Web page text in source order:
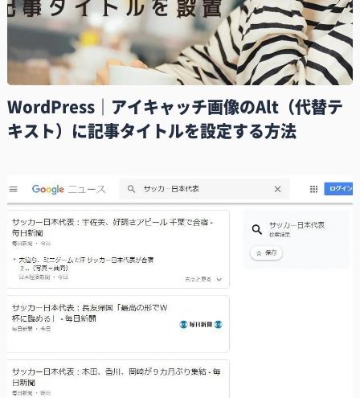
WordPress｜アイキャッチ画像のAlt（代替テ
キスト）に記事タイトルを設定する方法